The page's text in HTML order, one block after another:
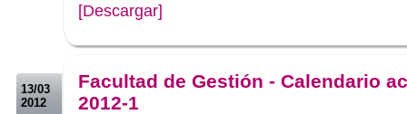
[Descargar]
13/03
2012
Facultad de Gestión - Calendario
2012-1